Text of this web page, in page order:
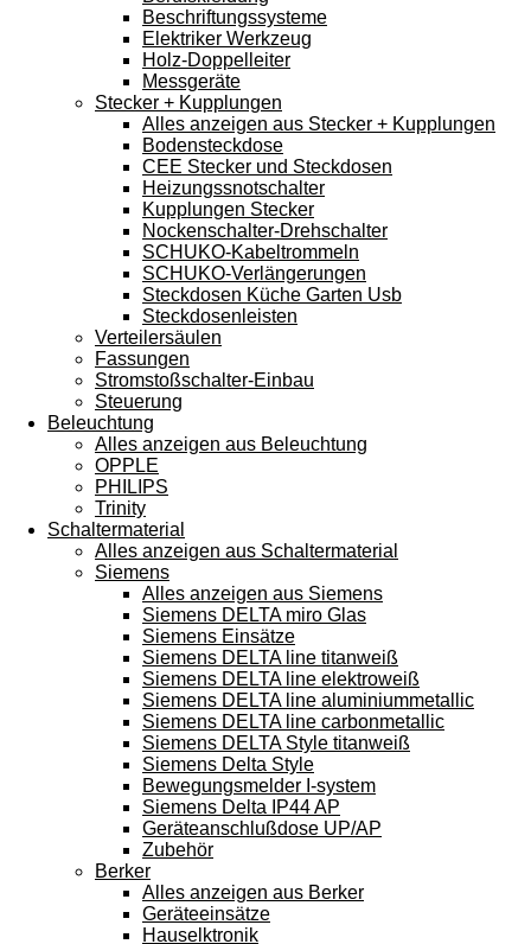
Beschriftungssysteme
Elektriker Werkzeug
Holz-Doppelleiter
Messgeräte
Stecker + Kupplungen
Alles anzeigen aus Stecker + Kupplungen
Bodensteckdose
CEE Stecker und Steckdosen
Heizungssnotschalter
Kupplungen Stecker
Nockenschalter-Drehschalter
SCHUKO-Kabeltrommeln
SCHUKO-Verlängerungen
Steckdosen Küche Garten Usb
Steckdosenleisten
Verteilersäulen
Fassungen
Stromstoßschalter-Einbau
Steuerung
Beleuchtung
Alles anzeigen aus Beleuchtung
OPPLE
PHILIPS
Trinity
Schaltermaterial
Alles anzeigen aus Schaltermaterial
Siemens
Alles anzeigen aus Siemens
Siemens DELTA miro Glas
Siemens Einsätze
Siemens DELTA line titanweiß
Siemens DELTA line elektroweiß
Siemens DELTA line aluminiummetallic
Siemens DELTA line carbonmetallic
Siemens DELTA Style titanweiß
Siemens Delta Style
Bewegungsmelder I-system
Siemens Delta IP44 AP
Geräteanschlußdose UP/AP
Zubehör
Berker
Alles anzeigen aus Berker
Geräteeinsätze
Hauselktronik